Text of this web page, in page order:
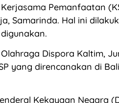
Pemanfaatan
Samarinda. Hal ini
Dispora Kaltim,
yang direncanakan di
Kekayaan Negara